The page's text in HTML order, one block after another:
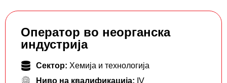
Оператор во неорганска
индустрија
Сектор: Хемија и технологија
Ниво на квалификација: IV